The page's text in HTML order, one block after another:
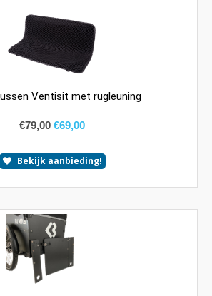
Ventisit met rugleuning
€79,00 €69,00
Bekijk aanbieding!